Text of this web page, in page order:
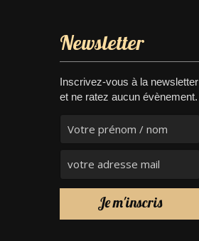
Newsletter
Inscrivez-vous à la newsletter
et ne ratez aucun évènement.